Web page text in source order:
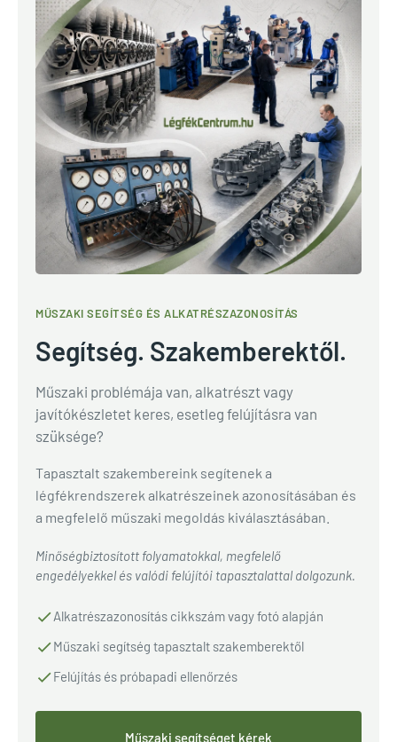
MŰSZAKI SEGÍTSÉG ÉS ALKATRÉSZAZONOSÍTÁS
Segítség. Szakemberektől.
Műszaki problémája van, alkatrészt vagy
javítókészletet keres, esetleg felújításra van
szüksége?
Tapasztalt szakembereink segítenek a
légfékrendszerek alkatrészeinek azonosításában és
a megfelelő műszaki megoldás kiválasztásában.
Minőségbiztosított folyamatokkal, megfelelő
engedélyekkel és valódi felújítói tapasztalattal dolgozunk.
Alkatrészazonosítás cikkszám vagy fotó alapján
Műszaki segítség tapasztalt szakemberektől
Felújítás és próbapadi ellenőrzés
Műszaki segítséget kérek